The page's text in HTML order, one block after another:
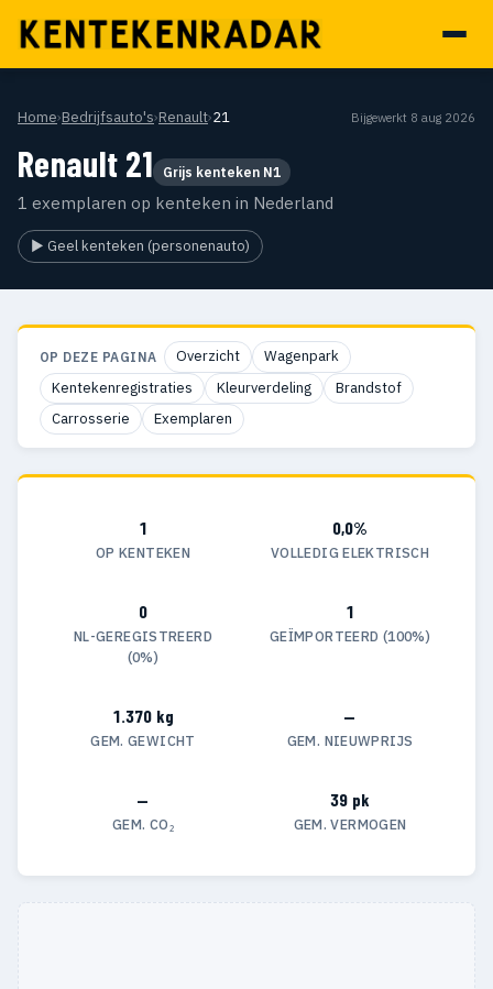
Home›Bedrijfsauto's›Renault›21 Bijgewerkt 8 aug 2026
Renault 21 Grijs kenteken N1
1 exemplaren op kenteken in Nederland
▶ Geel kenteken (personenauto)
OP DEZE PAGINA Overzicht
Wagenpark
Kentekenregistraties
Kleurverdeling
Brandstof
Carrosserie
Exemplaren
1
OP KENTEKEN
0,0%
VOLLEDIG ELEKTRISCH
0
NL-GEREGISTREERD
(0%)
1
GEÏMPORTEERD (100%)
1.370 kg
GEM. GEWICHT
—
GEM. NIEUWPRIJS
—
GEM. CO₂
39 pk
GEM. VERMOGEN